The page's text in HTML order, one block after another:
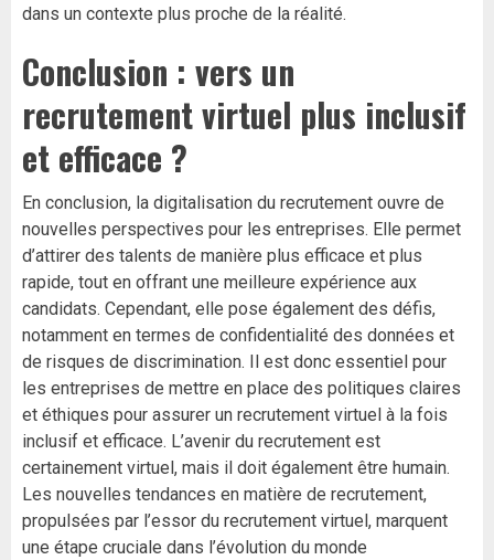
dans un contexte plus proche de la réalité.
Conclusion : vers un
recrutement virtuel plus inclusif
et efficace ?
En conclusion, la digitalisation du recrutement ouvre de
nouvelles perspectives pour les entreprises. Elle permet
d’attirer des talents de manière plus efficace et plus
rapide, tout en offrant une meilleure expérience aux
candidats. Cependant, elle pose également des défis,
notamment en termes de confidentialité des données et
de risques de discrimination. Il est donc essentiel pour
les entreprises de mettre en place des politiques claires
et éthiques pour assurer un recrutement virtuel à la fois
inclusif et efficace. L’avenir du recrutement est
certainement virtuel, mais il doit également être humain.
Les nouvelles tendances en matière de recrutement,
propulsées par l’essor du recrutement virtuel, marquent
une étape cruciale dans l’évolution du monde